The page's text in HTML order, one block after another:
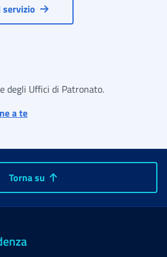
degli Uffici di Patronato.
a te
Torna su